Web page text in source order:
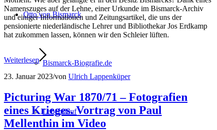
Otto von Bismarck
Bismarck-Biografie.de
Lebenslauf
Namenszuges auf der Lehne, einer Urkunde im Bismarck-Archiv
und einiger Informationen und Zeitungsartikel, die uns der
pensionierte niederländische Lehrer und Bibliothekar Jos Erdkamp
hat zukommen lassen, können wir den Schleier lüften.
Weiterlesen
23. Januar 2023/von Ulrich Lappenküper
Picturing War 1870/71 – Fotografien
eines Krieges. Vortrag von Paul
Mellenthin im Video